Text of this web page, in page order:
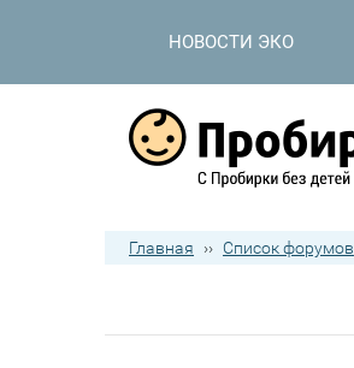
НОВОСТИ ЭКО
Главная ›› Список форумов